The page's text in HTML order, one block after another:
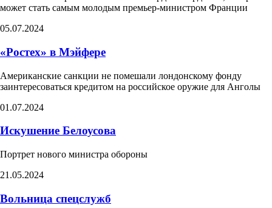
может стать самым молодым премьер-министром Франции
05.07.2024
«Ростех» в Мэйфере
Американские санкции не помешали лондонскому фонду
заинтересоваться кредитом на российское оружие для Анголы
01.07.2024
Искушение Белоусова​
Портрет нового министра обороны
21.05.2024
Вольница спецслужб